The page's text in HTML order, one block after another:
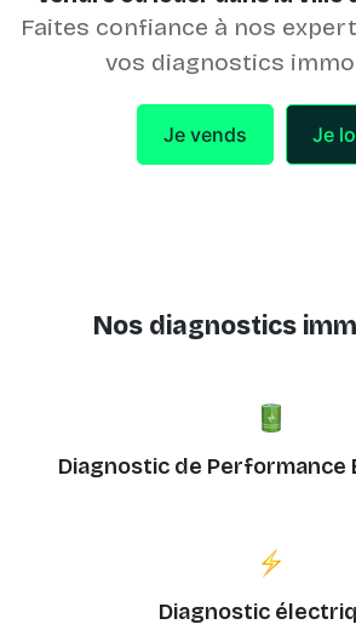
Faites confiance à nos
vos diagnostics
Je vends Je
Nos diagnostics
Diagnostic de Performance
Diagnostic